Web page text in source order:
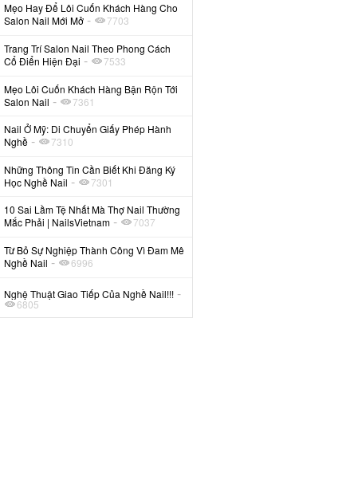
Mẹo Hay Để Lôi Cuốn Khách Hàng Cho
Salon Nail Mới Mở - 7703
Trang Trí Salon Nail Theo Phong Cách
Cổ Điển Hiện Đại - 7533
Mẹo Lôi Cuốn Khách Hàng Bận Rộn Tới
Salon Nail - 7361
Nail Ở Mỹ: Di Chuyển Giấy Phép Hành
Nghề - 7310
Những Thông Tin Cần Biết Khi Đăng Ký
Học Nghề Nail - 7301
10 Sai Lầm Tệ Nhất Mà Thợ Nail Thường
Mắc Phải | NailsVietnam - 7037
Từ Bỏ Sự Nghiệp Thành Công Vì Đam Mê
Nghề Nail - 6996
Nghệ Thuật Giao Tiếp Của Nghề Nail!!! -
6805